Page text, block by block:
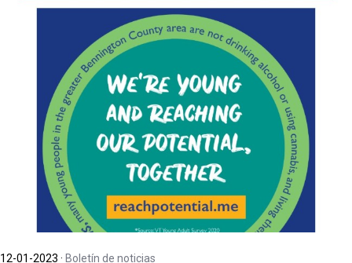
12-01-2023 · Boletín de noticias